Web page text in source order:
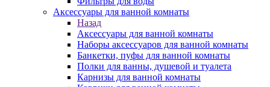
Аксессуары для ванной комнаты
Назад
Аксессуары для ванной комнаты
Наборы аксессуаров для ванной комнаты
Банкетки, пуфы для ванной комнаты
Полки для ванны, душевой и туалета
Карнизы для ванной комнаты